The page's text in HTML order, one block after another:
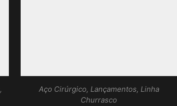
,
Aço Cirúrgico, Lançamentos, Linha
Churrasco